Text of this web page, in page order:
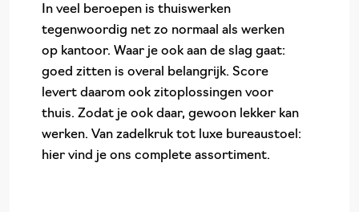
In veel beroepen is thuiswerken
tegenwoordig net zo normaal als werken
op kantoor. Waar je ook aan de slag gaat:
goed zitten is overal belangrijk. Score
levert daarom ook zitoplossingen voor
thuis. Zodat je ook daar, gewoon lekker kan
werken. Van zadelkruk tot luxe bureaustoel:
hier vind je ons complete assortiment.